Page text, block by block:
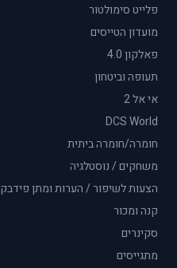
פלייט סימולטור
מועדון הטייסים
פאלקון 4.0
תעופה וביטחון
אי אל 2
DCS World
חומרה/חומרה ביתית
משחקים / נוסטלגיה
הצעות לשיפור / הערות ומתן פידבק
קנה ומכור
סקינרים
מתגייסים